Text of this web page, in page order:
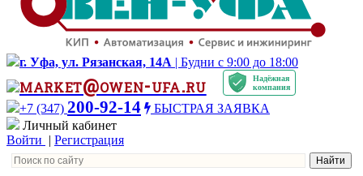
г. Уфа, ул. Рязанская, 14А | Будни с 9:00 до 18:00
market@owen-ufa.ru
Надёжная
компания
+7 (347) 200-92-14
БЫСТРАЯ ЗАЯВКА
Личный кабинет
Войти | Регистрация